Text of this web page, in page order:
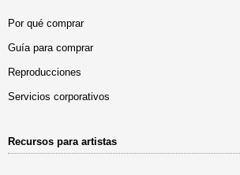
Por qué comprar
Guía para comprar
Reproducciones
Servicios corporativos
Recursos para artistas